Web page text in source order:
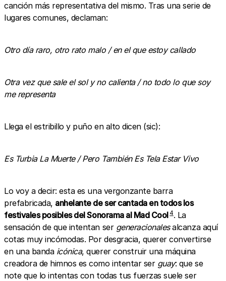
canción más representativa del mismo. Tras una serie de
lugares comunes, declaman:
Otro día raro, otro rato malo / en el que estoy callado
Otra vez que sale el sol y no calienta / no todo lo que soy
me representa
Llega el estribillo y puño en alto dicen (sic):
Es Turbia La Muerte / Pero También Es Tela Estar Vivo
Lo voy a decir: esta es una vergonzante barra
prefabricada, anhelante de ser cantada en todos los
festivales posibles del Sonorama al Mad Cool 4. La
sensación de que intentan ser generacionalesalcanza aquí
cotas muy incómodas. Por desgracia, querer convertirse
en una banda icónica, querer construir una máquina
creadora de himnos es como intentar ser guay: que se
note que lo intentas con todas tus fuerzas suele ser